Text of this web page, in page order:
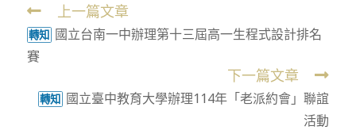
Read
more
articles
上一篇文章
轉知 國立台南一中辦理第十三屆高一生程式設計排名
賽
下一篇文章
轉知 國立臺中教育大學辦理114年「老派約會」聯誼
活動